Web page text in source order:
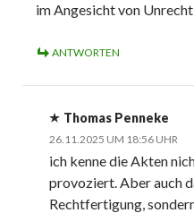
im Angesicht von
ANTWORTEN
Thomas Penneke
26.11.2025 UM 18:56 UHR
ich kenne die Akten
provoziert. Aber auch
Rechtfertigung,